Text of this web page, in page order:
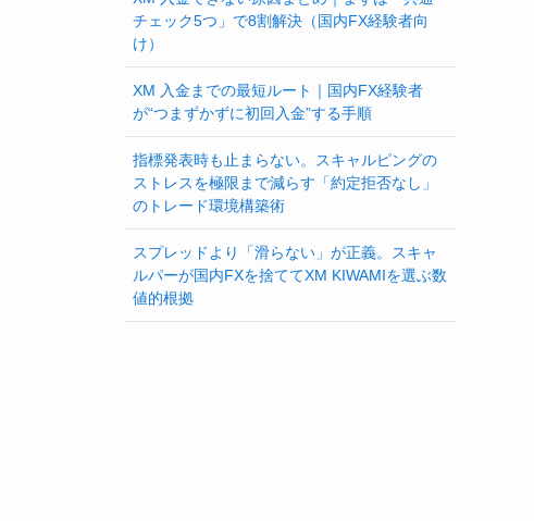
チェック5つ」で8割解決（国内FX経験者向
け）
XM 入金までの最短ルート｜国内FX経験者
が“つまずかずに初回入金”する手順
指標発表時も止まらない。スキャルピングの
ストレスを極限まで減らす「約定拒否なし」
のトレード環境構築術
スプレッドより「滑らない」が正義。スキャ
ルパーが国内FXを捨ててXM KIWAMIを選ぶ数
値的根拠